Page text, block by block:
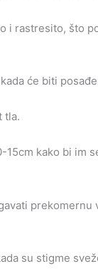
i rastresito, što
će biti
tla.
15cm kako bi im
prekomernu
su stigme